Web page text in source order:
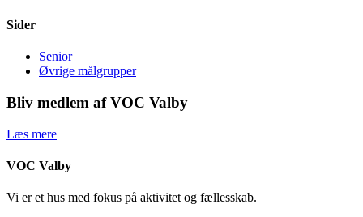
Sider
Senior
Øvrige målgrupper
Bliv medlem af VOC Valby
Læs mere
VOC Valby
Vi er et hus med fokus på aktivitet og fællesskab.